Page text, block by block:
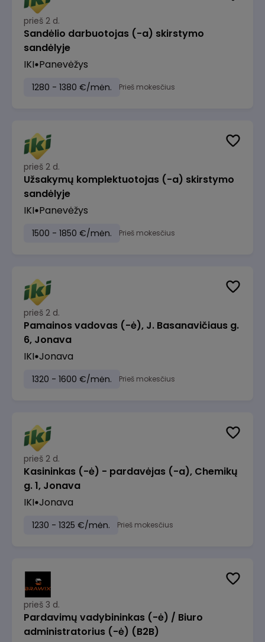
prieš 2 d.
Sandėlio darbuotojas (-a) skirstymo
sandėlyje
IKI Panevėžys
1280 - 1380 €/mėn. Prieš mokesčius
prieš 2 d.
Užsakymų komplektuotojas (-a) skirstymo
sandėlyje
IKI Panevėžys
1500 - 1850 €/mėn. Prieš mokesčius
prieš 2 d.
Pamainos vadovas (-ė), J. Basanavičiaus g.
6, Jonava
IKI Jonava
1320 - 1600 €/mėn. Prieš mokesčius
prieš 2 d.
Kasininkas (-ė) - pardavėjas (-a), Chemikų
g. 1, Jonava
IKI Jonava
1230 - 1325 €/mėn. Prieš mokesčius
prieš 3 d.
Pardavimų vadybininkas (-ė) / Biuro
administratorius (-ė) (B2B)